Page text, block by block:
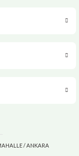
/ ANKARA